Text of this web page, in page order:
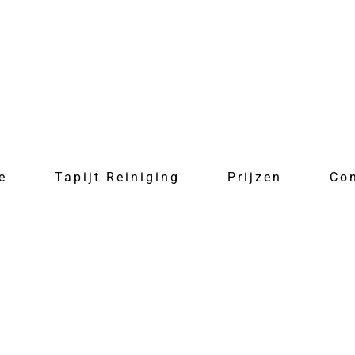
Tapijt Reiniging Prijzen